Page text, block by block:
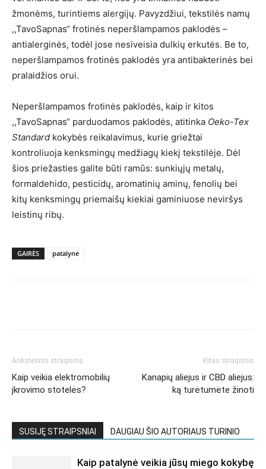
žmonėms, turintiems alergijų. Pavyzdžiui, tekstilės namų
,,TavoSapnas“ frotinės neperšlampamos paklodės –
antialerginės, todėl jose nesiveisia dulkių erkutės. Be to,
neperšlampamos frotinės paklodės yra antibakterinės bei
pralaidžios orui.
Neperšlampamos frotinės paklodės, kaip ir kitos
,,TavoSapnas“ parduodamos paklodės, atitinka Oeko-Tex
Standard kokybės reikalavimus, kurie griežtai
kontroliuoja kenksmingų medžiagų kiekį tekstilėje. Dėl
šios priežasties galite būti ramūs: sunkiųjų metalų,
formaldehido, pesticidų, aromatinių aminų, fenolių bei
kitų kenksmingų priemaišų kiekiai gaminiuose neviršys
leistinų ribų.
GAIRĖS patalynė
Ankstesnis straipsnis
Kaip veikia elektromobilių
įkrovimo stotelės?
Kitas straipsnis
Kanapių aliejus ir CBD aliejus:
ką turėtumėte žinoti
SUSIJĘ STRAIPSNIAI DAUGIAU ŠIO AUTORIAUS TURINIO
Kaip patalynė veikia jūsų miego kokybę